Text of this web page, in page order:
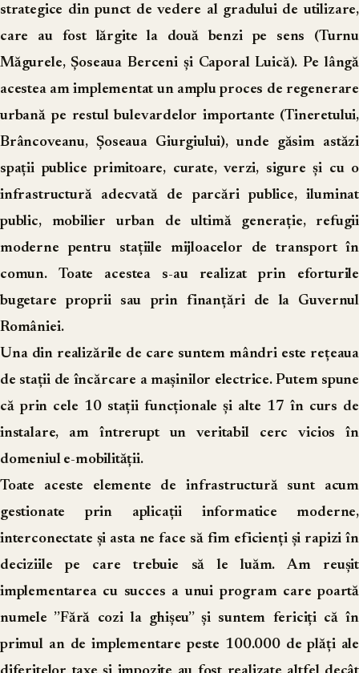
strategice din punct de vedere al gradului de utilizare,
care au fost lărgite la două benzi pe sens (Turnu
Măgurele, Șoseaua Berceni și Caporal Luică). Pe lângă
acestea am implementat un amplu proces de regenerare
urbană pe restul bulevardelor importante (Tineretului,
Brâncoveanu, Șoseaua Giurgiului), unde găsim astăzi
spații publice primitoare, curate, verzi, sigure și cu o
infrastructură adecvată de parcări publice, iluminat
public, mobilier urban de ultimă generație, refugii
moderne pentru stațiile mijloacelor de transport în
comun. Toate acestea s-au realizat prin eforturile
bugetare proprii sau prin finanțări de la Guvernul
României.
Una din realizările de care suntem mândri este rețeaua
de stații de încărcare a mașinilor electrice. Putem spune
că prin cele 10 stații funcționale și alte 17 în curs de
instalare, am întrerupt un veritabil cerc vicios în
domeniul e-mobilității.
Toate aceste elemente de infrastructură sunt acum
gestionate prin aplicații informatice moderne,
interconectate și asta ne face să fim eficienți și rapizi în
deciziile pe care trebuie să le luăm. Am reușit
implementarea cu succes a unui program care poartă
numele ”Fără cozi la ghișeu” și suntem fericiți că în
primul an de implementare peste 100.000 de plăți ale